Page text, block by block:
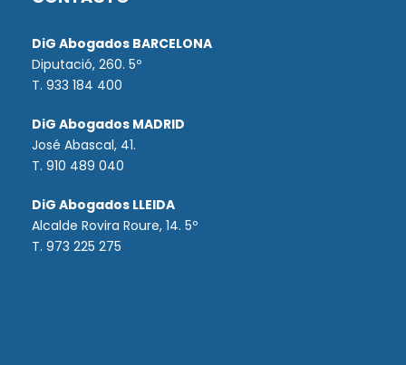
DiG Abogados BARCELONA
Diputació, 260. 5º
T. 933 184 400
DiG Abogados MADRID
José Abascal, 41.
T. 910 489 040
DiG Abogados LLEIDA
Alcalde Rovira Roure, 14. 5º
T. 973 225 275